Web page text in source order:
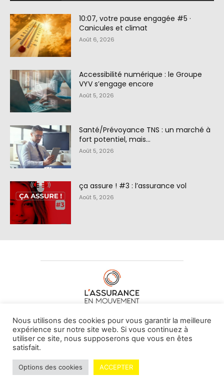
10:07, votre pause engagée #5 ·
Canicules et climat
Août 6, 2026
Accessibilité numérique : le Groupe
VYV s’engage encore
Août 5, 2026
Santé/Prévoyance TNS : un marché à
fort potentiel, mais…
Août 5, 2026
ça assure ! #3 : l’assurance vol
Août 5, 2026
À PROPOS DE NOUS•CONTACT
© L'assurance en mouvement -By Vovoxx Média
Nous utilisons des cookies pour vous garantir la meilleure
expérience sur notre site web. Si vous continuez à
utiliser ce site, nous supposerons que vous en êtes
satisfait.
Options des cookies ACCEPTER